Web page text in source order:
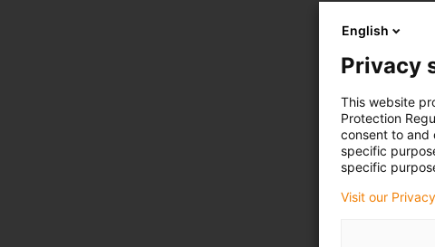
English
Privacy
This website
Protection
consent to and
specific
specific
Visit our